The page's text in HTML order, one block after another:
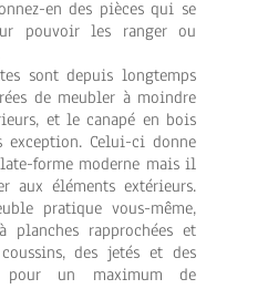
en des pièces qui se
pouvoir les ranger ou
sont depuis longtemps
de meubler à moindre
et le canapé en bois
Celui-ci donne
forme moderne mais il
aux éléments extérieurs.
pratique vous-même,
rapprochées et
des jetés et des
pour un maximum de